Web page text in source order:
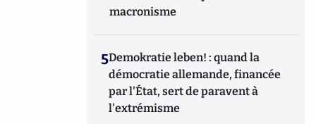
macronisme
5Demokratie leben! : quand la
démocratie allemande, financée
par l'État, sert de paravent à
l'extrémisme